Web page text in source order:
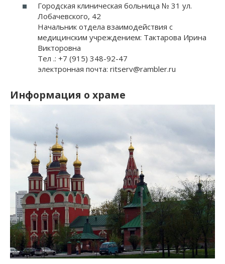
Городская клиническая больница № 31 ул.
Лобачевского, 42
Начальник отдела взаимодействия с
медицинским учреждением: Тактарова Ирина
Викторовна
Тел .: +7 (915) 348-92-47
электронная почта: ritserv@rambler.ru
Информация о храме